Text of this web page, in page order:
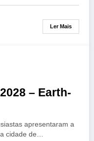
Ler Mais
– Earth-
apresentaram a
cidade de…